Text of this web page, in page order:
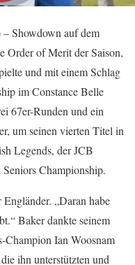
Showdown auf dem
Order of Merit der Saison,
und mit einem Schlag
im Constance Belle
67er-Runden und ein
um seinen vierten Titel in
Legends, der JCB
Championship.
Engländer. „Daran habe
Baker dankte seinem
Champion Ian Woosnam
ihn unterstützten und